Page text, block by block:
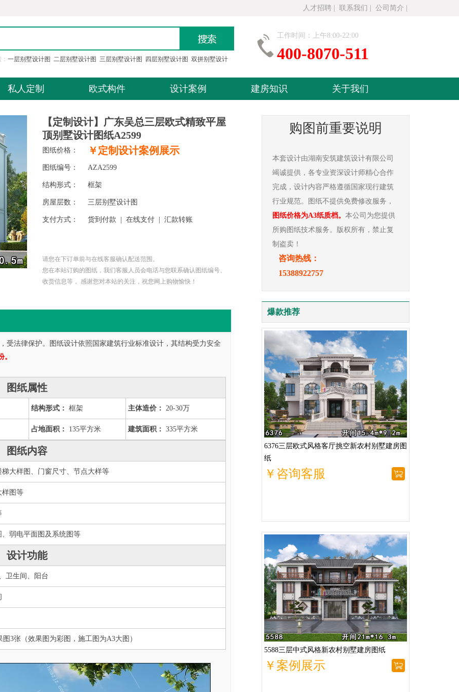
人才招聘 联系我们 公司简介
一层别墅设计图 二层别墅设计图 三层别墅设计图 四层别墅设计图 双拼别墅设计
工作时间：上午8:00-22:00
400-8070-511
私人定制 欧式构件 设计案例 建房知识 关于我们
【定制设计】广东吴总三层欧式精致平屋
顶别墅设计图纸A2599
图纸价格： ￥定制设计案例展示
图纸编号： AZA2599
结构形式： 框架
房屋层数： 三层别墅设计图
支付方式： 货到付款 | 在线支付 | 汇款转账
请您在下订单前与在线客服确认配送范围。
您在本站订购的图纸，我们客服人员会电话与您联系确认图纸编号、
收货信息等， 感谢您对本站的关注，祝您网上购物愉快！
受法律保护。图纸设计依照国家建筑行业标准设计，其结构受力安全
。
图纸属性
结构形式： 框架 主体造价： 20-30万
占地面积： 135平方米 建筑面积： 335平方米
图纸内容
大样图、门窗尺寸、节点大样等
样图等
弱电平面图及系统图等
设计功能
卫生间、阳台
3张（效果图为彩图，施工图为A3大图）
购图前重要说明
本套设计由湖南安筑建筑设计有限公司
竭诚提供，各专业资深设计师精心合作
完成，设计内容严格遵循国家现行建筑
行业规范。图纸不提供免费修改服务，
图纸价格为A3纸质档。 本公司为您提供
所购图纸技术服务。版权所有，禁止复
制盗卖！
咨询热线：
15388922757
爆款推荐
6376三层欧式风格客厅挑空新农村别墅建房图
纸
￥咨询客服
5588三层中式风格新农村别墅建房图纸
￥案例展示